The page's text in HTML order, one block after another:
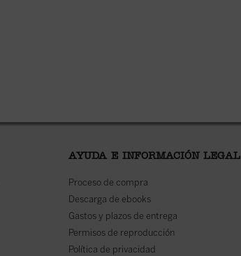
AYUDA E INFORMACIÓN LEGAL
Proceso de compra
Descarga de ebooks
Gastos y plazos de entrega
Permisos de reproducción
Política de privacidad